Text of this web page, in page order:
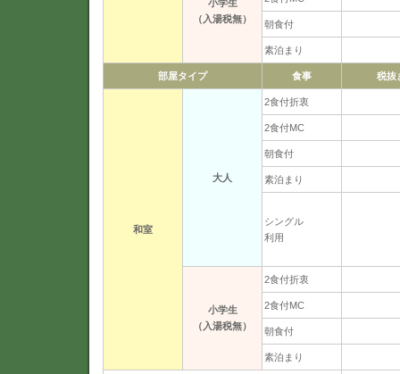
小学生
（入湯税無）
朝食付
素泊まり
部屋タイプ 食事 税抜
和室
大人
2食付折衷
2食付MC
朝食付
素泊まり
シングル
利用
小学生
（入湯税無）
2食付折衷
2食付MC
朝食付
素泊まり